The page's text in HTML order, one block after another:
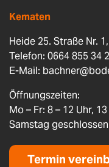
Kematen
Heide 25. Straße Nr.
Telefon: 0664 855 34
E-Mail:
Öffnungszeiten:
Mo – Fr: 8 – 12 Uhr,
Samstag geschlossen
Termin